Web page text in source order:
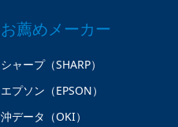
お薦めメーカー
シャープ（SHARP）
エプソン（EPSON）
沖データ（OKI）